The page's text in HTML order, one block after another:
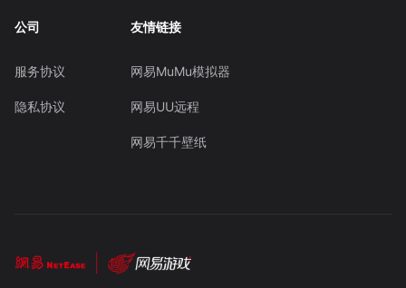
公司
服务协议
隐私协议
友情链接
网易MuMu模拟器
网易UU远程
网易千千壁纸